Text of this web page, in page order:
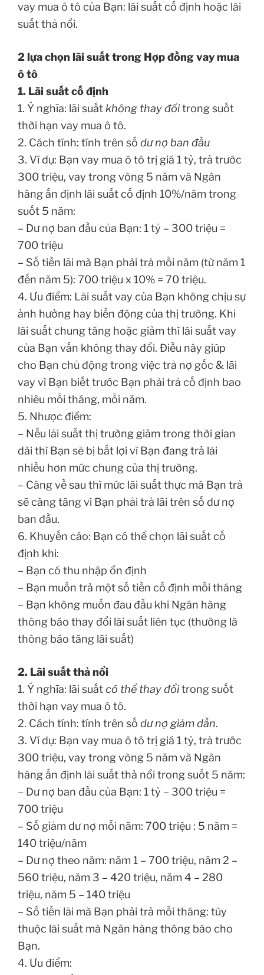
vay mua ô tô của Bạn: lãi suất cố định hoặc lãi
suất thả nổi.
2 lựa chọn lãi suất trong Hợp đồng vay mua
ô tô
1. Lãi suất cố định
1. Ý nghĩa: lãi suấtkhông thay đổitrong suốt
thời hạn vay mua ô tô.
2. Cách tính: tính trên số dư nợ ban đầu
3. Ví dụ: Bạn vay mua ô tô trị giá 1 tỷ, trả trước
300 triệu, vay trong vòng 5 năm và Ngân
hàng ấn định lãi suất cố định 10%/năm trong
suốt 5 năm:
– Dư nợ ban đầu của Bạn: 1 tỷ – 300 triệu =
700 triệu
– Số tiền lãi mà Bạn phải trả mỗi năm (từ năm 1
đến năm 5): 700 triệu x 10% = 70 triệu.
4. Ưu điểm: Lãi suất vay của Bạn không chịu sự
ảnh hưởng hay biến động của thị trường. Khi
lãi suất chung tăng hoặc giảm thì lãi suất vay
của Bạn vấn không thay đổi. Điều này giúp
cho Bạn chủ động trong việc trả nợ gốc & lãi
vay vì Bạn biết trước Bạn phải trả cố định bao
nhiêu mỗi tháng, mỗi năm.
5. Nhược điểm:
– Nếu lãi suất thị trường giảm trong thời gian
dài thì Bạn sẽ bị bất lợi vì Bạn đang trả lãi
nhiều hơn mức chung của thị trường.
– Càng về sau thì mức lãi suất thực mà Bạn trả
sẽ càng tăng vì Bạn phải trả lãi trên số dư nợ
ban đầu.
6. Khuyến cáo: Bạn có thể chọn lãi suất cố
định khi:
– Bạn có thu nhập ổn định
– Bạn muốn trả một số tiền cố định mỗi tháng
– Bạn không muốn đau đầu khi Ngân hàng
thông báo thay đổi lãi suất liên tục (thường là
thông báo tăng lãi suất)
2. Lãi suất thả nổi
1. Ý nghĩa: lãi suấtcó thể thay đổitrong suốt
thời hạn vay mua ô tô.
2. Cách tính: tính trên số dư nợ giảm dần.
3. Ví dụ: Bạn vay mua ô tô trị giá 1 tỷ, trả trước
300 triệu, vay trong vòng 5 năm và Ngân
hàng ấn định lãi suất thả nổi trong suốt 5 năm:
– Dư nợ ban đầu của Bạn: 1 tỷ – 300 triệu =
700 triệu
– Số giảm dư nợ mỗi năm: 700 triệu : 5 năm =
140 triệu/năm
– Dư nợ theo năm: năm 1 – 700 triệu, năm 2 –
560 triệu, năm 3 – 420 triệu, năm 4 – 280
triệu, năm 5 – 140 triệu
– Số tiền lãi mà Bạn phải trả mỗi tháng: tùy
thuộc lãi suất mà Ngân hàng thông báo cho
Bạn.
4. Ưu điểm: